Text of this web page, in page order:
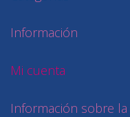
Información
Mi cuenta
Información sobre la